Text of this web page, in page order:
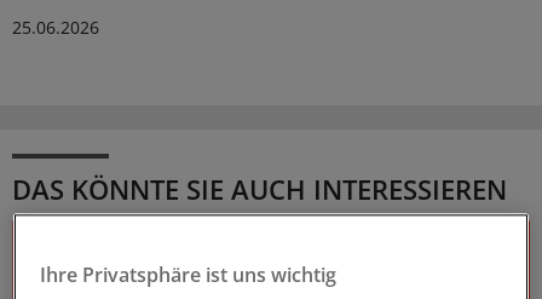
25.06.2026
DAS KÖNNTE SIE AUCH INTERESSIEREN
Ihre Privatsphäre ist uns wichtig